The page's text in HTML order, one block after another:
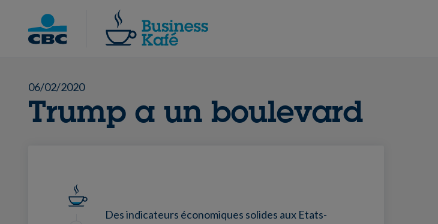
content
Chercher
06/02/2020
Trump a un boulevard
Des indicateurs économiques solides aux Etats-